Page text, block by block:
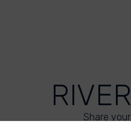
Share